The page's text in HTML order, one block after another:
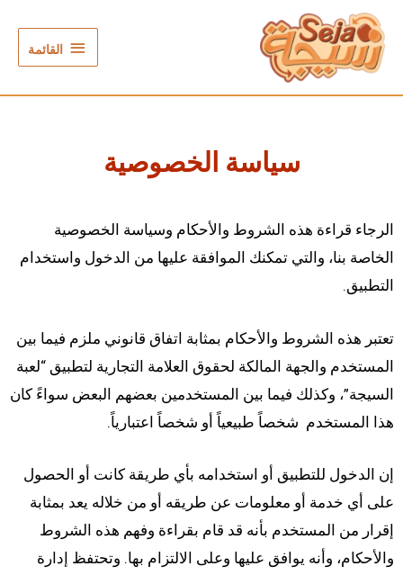
القائمة
سياسة الخصوصية
الرجاء قراءة هذه الشروط والأحكام وسياسة الخصوصية
الخاصة بنا، والتي تمكنك الموافقة عليها من الدخول واستخدام
التطبيق.
تعتبر هذه الشروط والأحكام بمثابة اتفاق قانوني ملزم فيما بين
المستخدم والجهة المالكة لحقوق العلامة التجارية لتطبيق “لعبة
السيجة”، وكذلك فيما بين المستخدمين بعضهم البعض سواءً كان
هذا المستخدم شخصاً طبيعياً أو شخصاً اعتبارياً.
إن الدخول للتطبيق أو استخدامه بأي طريقة كانت أو الحصول
على أي خدمة أو معلومات عن طريقه أو من خلاله يعد بمثابة
إقرار من المستخدم بأنه قد قام بقراءة وفهم هذه الشروط
والأحكام، وأنه يوافق عليها وعلى الالتزام بها. وتحتفظ إدارة